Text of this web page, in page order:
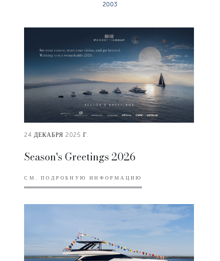
2003
24 ДЕКАБРЯ 2025 Г.
Season's Greetings 2026
СМ. ПОДРОБНУЮ ИНФОРМАЦИЮ